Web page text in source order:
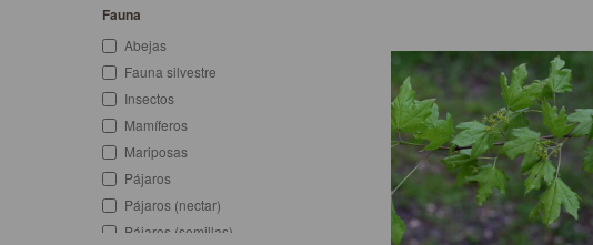
Cosmético
Cottage garden
Culinario
Decorativo
Desertificación
Ejemplar
Erosión
Especias
Filtro verde
Fauna
Abejas
Fauna silvestre
Insectos
Mamíferos
Mariposas
Pájaros
Pájaros (nectar)
Pájaros (semillas)